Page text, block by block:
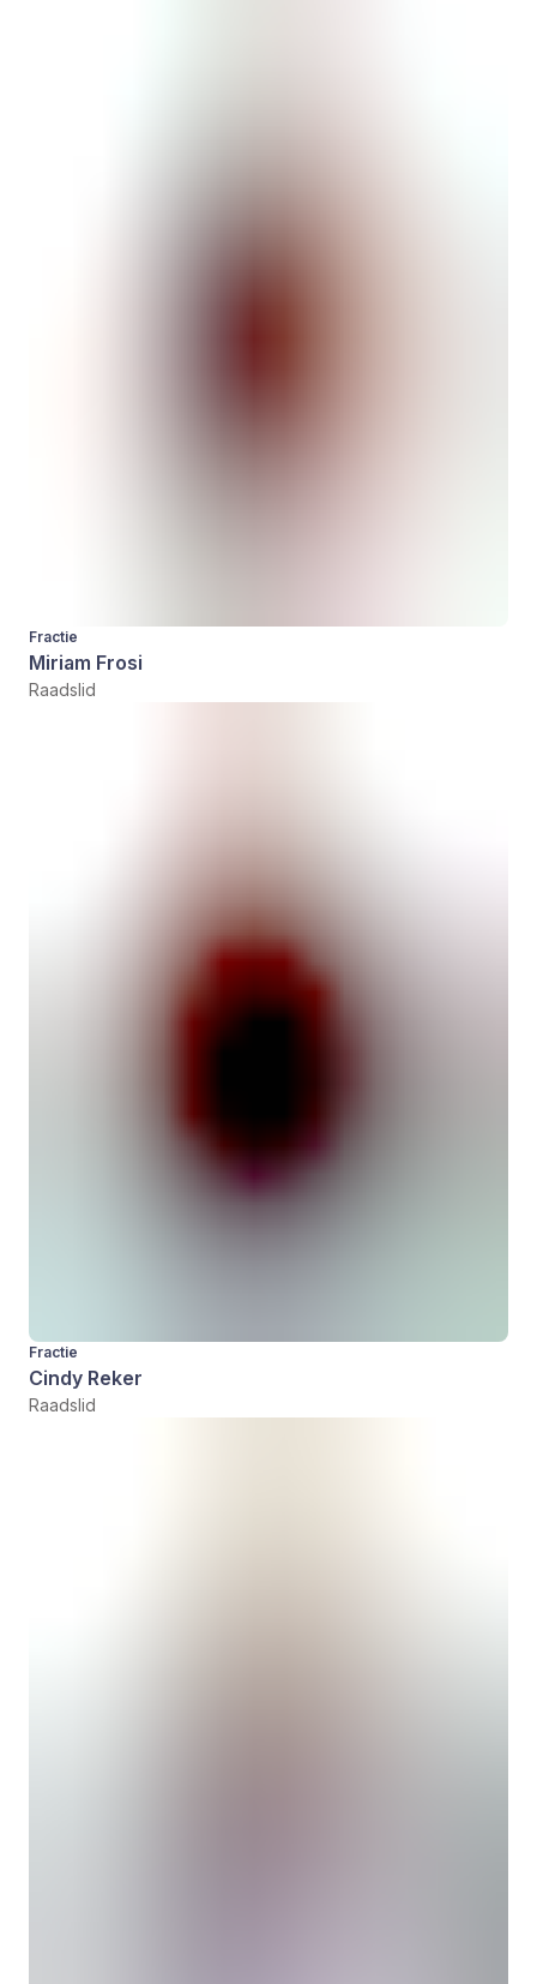
Fractie
Miriam Frosi
Raadslid
Fractie
Cindy Reker
Raadslid